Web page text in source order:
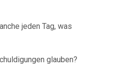
jeden Tag, was
glauben?